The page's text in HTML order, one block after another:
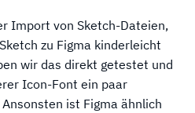
Import von Sketch-Dateien,
zu Figma kinderleicht
wir das direkt getestet und
Icon-Font ein paar
ist Figma ähnlich